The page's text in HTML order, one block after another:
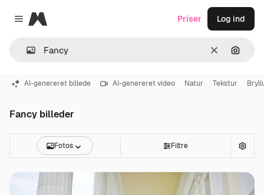
Close menu
Magnific
Klar Søg
Priser Log ind
AI-genereret billede AI-genereret video Natur Tekstur
Fancy billeder
Fotos Filtre